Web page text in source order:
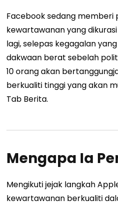
Facebook sedang memberi
kewartawanan yang
lagi, selepas kegagalan
dakwaan berat sebelah
10 orang akan
berkualiti tinggi yang akan
Tab Berita.
Mengapa Ia
Mengikuti jejak langkah
kewartawanan berkualiti